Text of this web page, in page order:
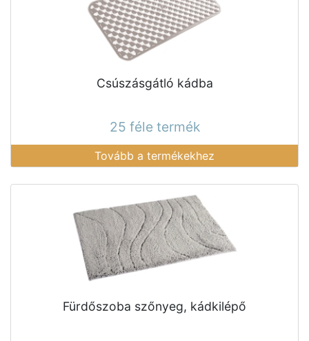
Csúszásgátló kádba
25 féle termék
Tovább a termékekhez
Fürdőszoba szőnyeg, kádkilépő